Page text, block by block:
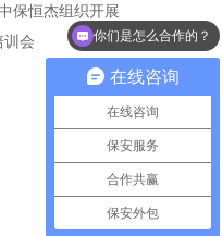
保恒杰组织开展
训会
在线咨询
在线咨询
保安服务
合作共赢
保安外包
你们是怎么合作的？